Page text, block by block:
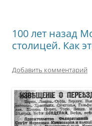
100 лет назад
столицей. Как
Добавить комментарий